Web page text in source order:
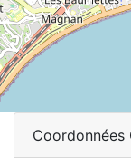
Coordonnées